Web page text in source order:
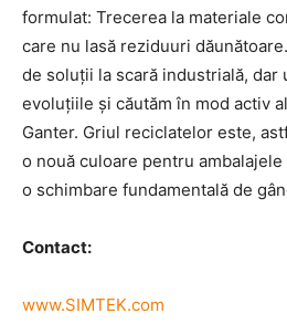
formulat: Trecerea la materiale
care nu lasă reziduuri
de soluții la scară industrială, dar
evoluțiile și căutăm în mod activ
Ganter. Griul reciclatelor este,
o nouă culoare pentru
o schimbare fundamentală de
Contact:
www.SIMTEK.com